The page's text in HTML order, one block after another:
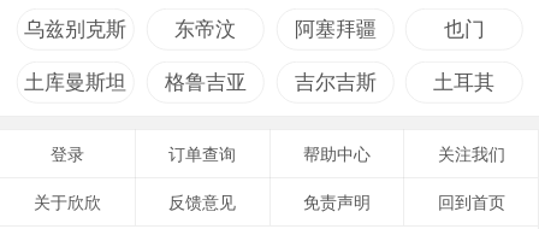
乌兹别克斯
坦
东帝汶 阿塞拜疆 也门
土库曼斯坦 格鲁吉亚 吉尔吉斯 土耳其
登录 订单查询 帮助中心 关注我们
关于欣欣 反馈意见 免责声明 回到首页